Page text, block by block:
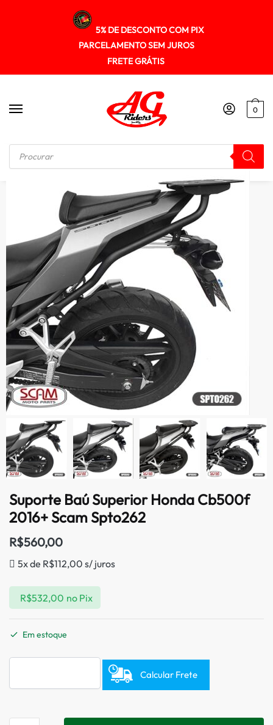
5% DE DESCONTO COM PIX
PARCELAMENTO SEM JUROS
FRETE GRÁTIS
0
Início / SUPORTE DE BAU Suporte Baú Superior Honda Cb500f 2016+ Scam Spto262
Suporte Baú Superior Honda Cb500f
2016+ Scam Spto262
R$560,00
5x de R$112,00 s/ juros
R$532,00 no Pix
Em estoque
Calcular Frete